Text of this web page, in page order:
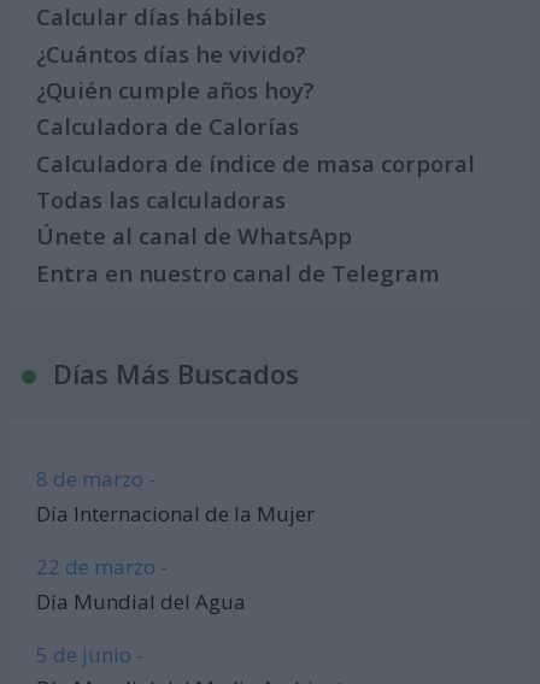
Calcular días hábiles
¿Cuántos días he vivido?
¿Quién cumple años hoy?
Calculadora de Calorías
Calculadora de índice de masa corporal
Todas las calculadoras
Únete al canal de WhatsApp
Entra en nuestro canal de Telegram
Días Más Buscados
8 de marzo -
Día Internacional de la Mujer
22 de marzo -
Día Mundial del Agua
5 de junio -